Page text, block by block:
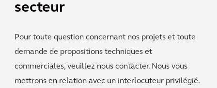
secteur
Pour toute question concernant nos projets et toute
demande de propositions techniques et
commerciales, veuillez nous contacter. Nous vous
mettrons en relation avec un interlocuteur privilégié.